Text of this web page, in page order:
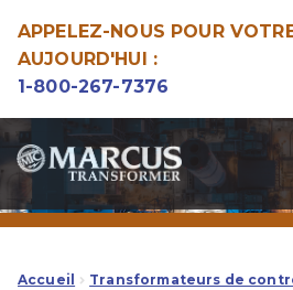
APPELEZ-NOUS POUR
AUJOURD'HUI :
1-800-267-7376
Aller
à
la
navigation
Aller
au
contenu
Accueil Transformateurs de